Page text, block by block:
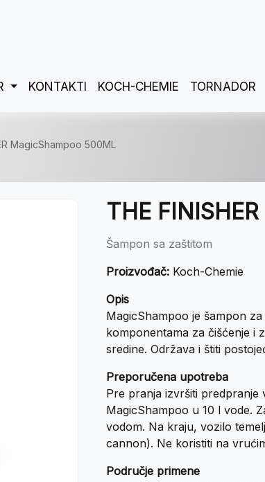
KONTAKTI KOCH-CHEMIE TORNADOR
MagicShampoo 500ML
THE
Šampon sa zaštitom
Proizvođač: Koch-Chemie
Opis
MagicShampoo je šampon
komponentama za čišćenje i
sredine. Održava i štiti
Preporučena upotreba
Pre pranja izvršiti predpranje
MagicShampoo u 10 l vode.
vodom. Na kraju, vozilo
cannon). Ne koristiti na
Područje primene